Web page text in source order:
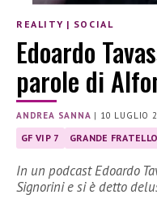
REALITY | SOCIAL
Edoardo
parole di
ANDREA SANNA | 10 LUGLIO
GF VIP 7 GRANDE FRATELLO
In un podcast Edoardo
Signorini e si è detto